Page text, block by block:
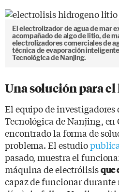
El electrolizador de agua de mar
acompañado de algo de litio, de
electrolizadores comerciales de
técnica de evaporación
Tecnológica de Nanjing.
Una solución para
El equipo de
Tecnológica de Nanjing, en
encontrado la forma de
problema. El estudio
pasado, muestra el
máquina de electrólisisque
capaz de funcionar durante